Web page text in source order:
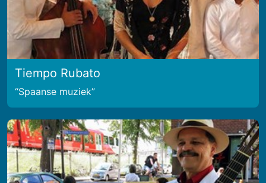
Tiempo Rubato
Spaanse muziek